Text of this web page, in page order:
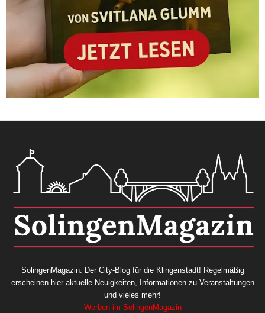
SolingenMagazin: Der City-Blog für die Klingenstadt! Regelmäßig
erscheinen hier aktuelle Neuigkeiten, Informationen zu Veranstaltungen
und vieles mehr!
Werben im SolingenMagazin